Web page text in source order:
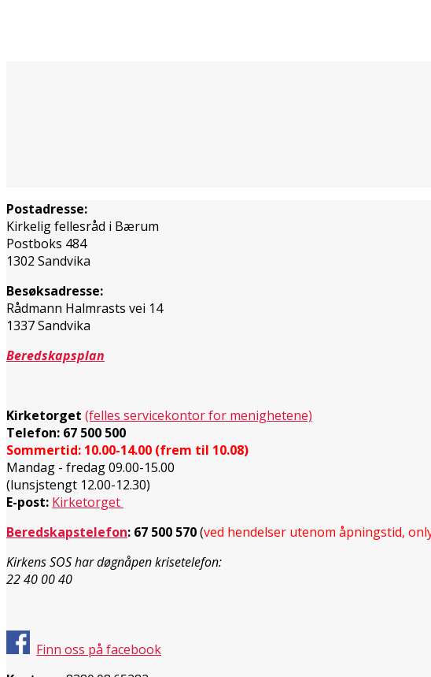
Postadresse:
Kirkelig fellesråd i Bærum
Postboks 484
1302 Sandvika
Besøksadresse:
Rådmann Halmrasts vei 14
1337 Sandvika
Beredskapsplan
Kirketorget (felles servicekontor for menighetene)
Telefon: 67 500 500
Sommertid: 10.00-14.00 (frem til 10.08)
Mandag - fredag 09.00-15.00
(lunsjstengt 12.00-12.30)
E-post: Kirketorget
Beredskapstelefon: 67 500 570(ved hendelser utenom åpningstid,
Kirkens SOS har døgnåpen krisetelefon:
22 40 00 40
Finn oss på facebook